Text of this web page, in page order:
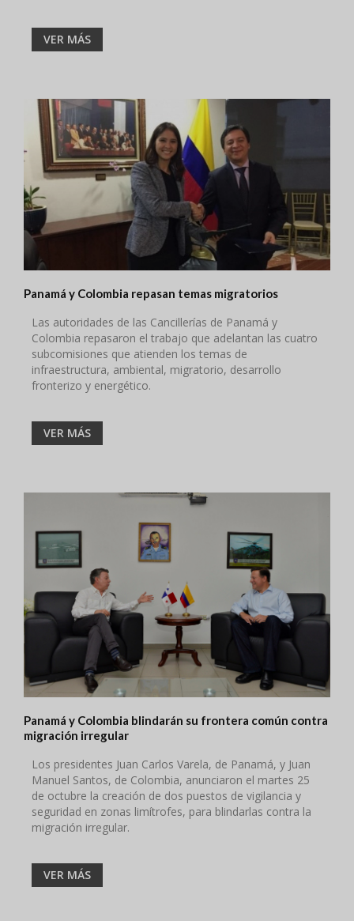
VER MÁS
Panamá y Colombia repasan temas migratorios
Las autoridades de las Cancillerías de Panamá y
Colombia repasaron el trabajo que adelantan las cuatro
subcomisiones que atienden los temas de
infraestructura, ambiental, migratorio, desarrollo
fronterizo y energético.
VER MÁS
Panamá y Colombia blindarán su frontera común contra
migración irregular
Los presidentes Juan Carlos Varela, de Panamá, y Juan
Manuel Santos, de Colombia, anunciaron el martes 25
de octubre la creación de dos puestos de vigilancia y
seguridad en zonas limítrofes, para blindarlas contra la
migración irregular.
VER MÁS